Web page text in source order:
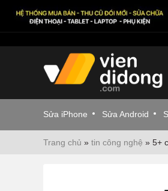
Sửa iPhone Sửa Android
Trang chủ » tin công nghệ » 5+